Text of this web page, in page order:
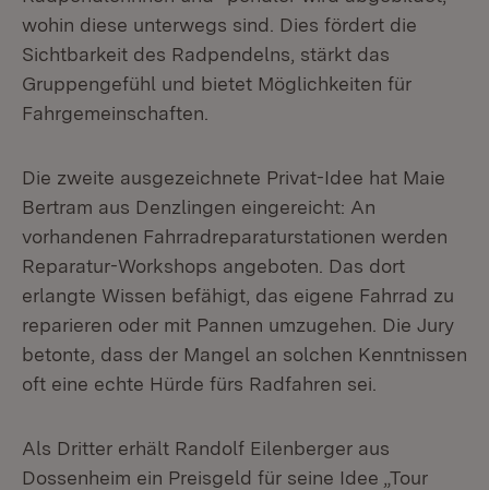
wohin diese unterwegs sind. Dies fördert die
Sichtbarkeit des Radpendelns, stärkt das
Gruppengefühl und bietet Möglichkeiten für
Fahrgemeinschaften.
Die zweite ausgezeichnete Privat-Idee hat Maie
Bertram aus Denzlingen eingereicht: An
vorhandenen Fahrradreparaturstationen werden
Reparatur-Workshops angeboten. Das dort
erlangte Wissen befähigt, das eigene Fahrrad zu
reparieren oder mit Pannen umzugehen. Die Jury
betonte, dass der Mangel an solchen Kenntnissen
oft eine echte Hürde fürs Radfahren sei.
Als Dritter erhält Randolf Eilenberger aus
Dossenheim ein Preisgeld für seine Idee „Tour